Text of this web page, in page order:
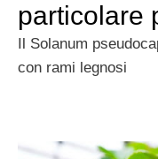
particolare
Il Solanum
con rami legnosi